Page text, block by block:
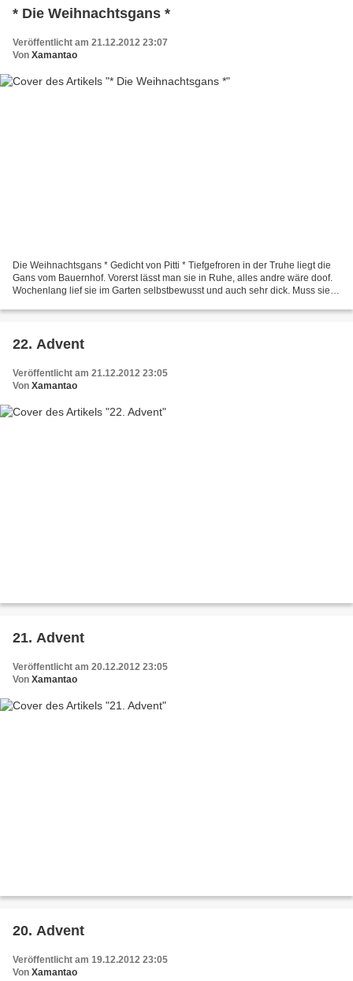
* Die Weihnachtsgans *
Veröffentlicht am 21.12.2012 23:07
Von Xamantao
Die Weihnachtsgans * Gedicht von Pitti * Tiefgefroren in der Truhe liegt die
Gans vom Bauernhof. Vorerst lässt man sie in Ruhe, alles andre wäre doof.
Wochenlang lief sie im Garten selbstbewusst und auch sehr dick. Muss sie
22. Advent
Veröffentlicht am 21.12.2012 23:05
Von Xamantao
21. Advent
Veröffentlicht am 20.12.2012 23:05
Von Xamantao
20. Advent
Veröffentlicht am 19.12.2012 23:05
Von Xamantao